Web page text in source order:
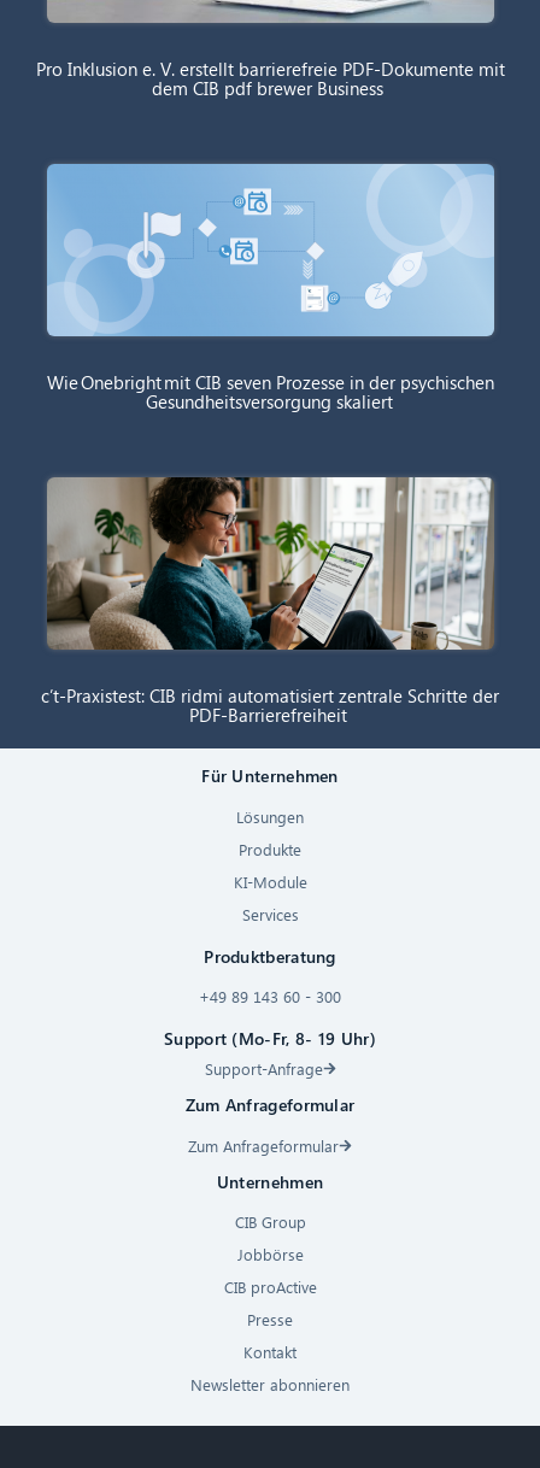
Pro Inklusion e. V. erstellt barrierefreie PDF-Dokumente mit
dem CIB pdf brewer Business
Wie Onebright mit CIB seven Prozesse in der psychischen
Gesundheitsversorgung skaliert
c’t-Praxistest: CIB ridmi automatisiert zentrale Schritte der
PDF-Barrierefreiheit
Für Unternehmen
Lösungen
Produkte
KI-Module
Services
Produktberatung
+49 89 143 60 - 300
Support (Mo-Fr, 8- 19 Uhr)
Support-Anfrage
Zum Anfrageformular
Zum Anfrageformular
Unternehmen
CIB Group
Jobbörse
CIB proActive
Presse
Kontakt
Newsletter abonnieren